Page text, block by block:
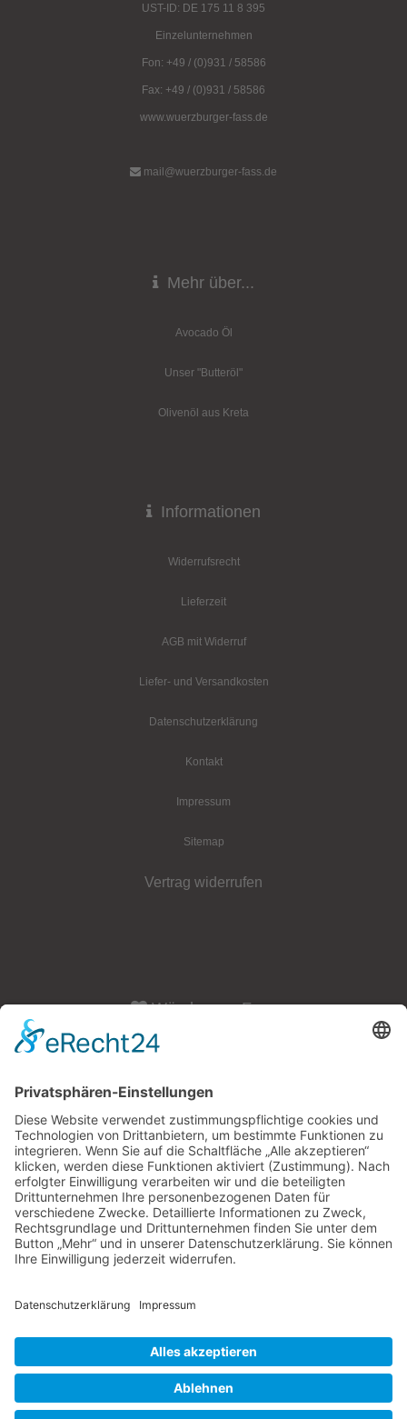
UST-ID: DE 175 11 8 395
Einzelunternehmen
Fon: +49 / (0)931 / 58586
Fax: +49 / (0)931 / 58586
www.wuerzburger-fass.de
mail@wuerzburger-fass.de
Mehr über...
Avocado Öl
Unser "Butteröl"
Olivenöl aus Kreta
Informationen
Widerrufsrecht
Lieferzeit
AGB mit Widerruf
Liefer- und Versandkosten
Datenschutz­erklärung
Kontakt
Impressum
Sitemap
Vertrag widerrufen
Würzburger Fass
Samstag: 10:00 - 15:00 Uhr
An den Adventssamstagen
haben wir von
10:00 - 18:00 Uhr
für Sie geöffnet.
Montags haben wir geschlossen.
© Template BannerShop24
modified eCommerce Shopsoftware © 2009-2026